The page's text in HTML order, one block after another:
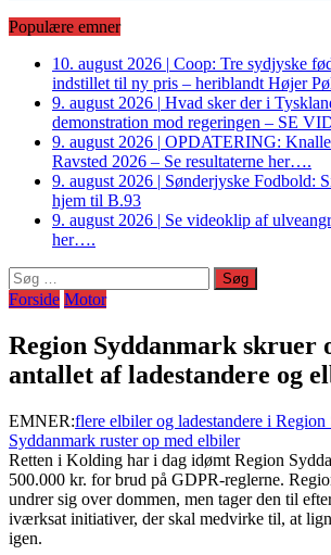
Populære emner
10. august 2026 | Coop: Tre sydjyske
indstillet til ny pris – heriblandt Højer
9. august 2026 | Hvad sker der i
demonstration mod regeringen – SE
9. august 2026 | OPDATERING:
Ravsted 2026 – Se resultaterne her….
9. august 2026 | Sønderjyske Fodbold:
hjem til B.93
9. august 2026 | Se videoklip af
her….
Søg
efter:
Forside Motor
Region Syddanmark skruer
antallet af ladestandere og
EMNER:flere elbiler og ladestandere i Region
Syddanmark ruster op med elbiler
Retten i Kolding har i dag idømt Region
500.000 kr. for brud på GDPR-reglerne.
undrer sig over dommen, men tager den til
iværksat initiativer, der skal medvirke til, at
igen.